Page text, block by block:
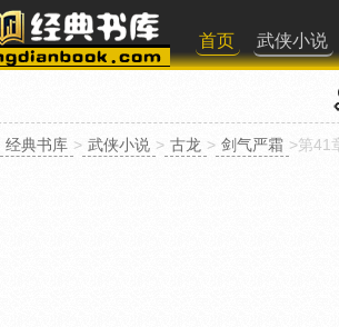
首页 武侠小说
经典书库 > 武侠小说 > 古龙 > 剑气严霜 >第41